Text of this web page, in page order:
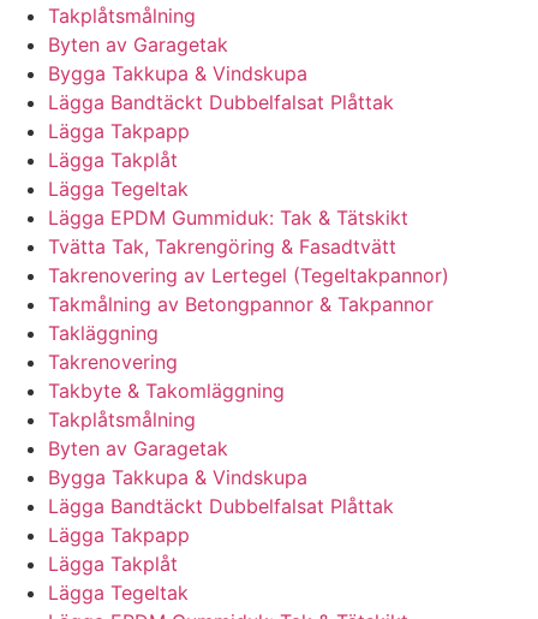
Takplåtsmålning
Byten av Garagetak
Bygga Takkupa & Vindskupa
Lägga Bandtäckt Dubbelfalsat Plåttak
Lägga Takpapp
Lägga Takplåt
Lägga Tegeltak
Lägga EPDM Gummiduk: Tak & Tätskikt
Tvätta Tak, Takrengöring & Fasadtvätt
Takrenovering av Lertegel (Tegeltakpannor)
Takmålning av Betongpannor & Takpannor
Takläggning
Takrenovering
Takbyte & Takomläggning
Takplåtsmålning
Byten av Garagetak
Bygga Takkupa & Vindskupa
Lägga Bandtäckt Dubbelfalsat Plåttak
Lägga Takpapp
Lägga Takplåt
Lägga Tegeltak